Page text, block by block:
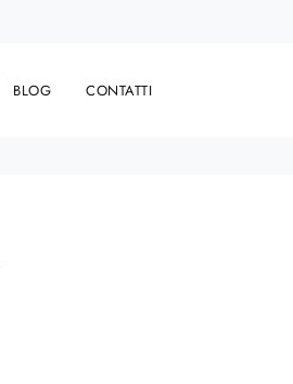
BLOG CONTATTI